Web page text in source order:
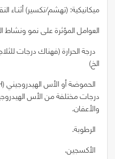
ميكانيكية:(تهشم/تكسير)أثنـاء
العوامل‭ ‬المؤثرة‭ ‬على‭ ‬نمو‭ ‬ونشاط‭ ‬الميكروبات‭ ‬هي‭ ‬كالتالي‭:‬
درجة الحرارة(فهناك درجات
الخ)
الحموضة أو الأس الهيدروجيني(PH)
درجات مختلفة من الأس
والأعفان.
الرطوبة.
الأكسجين.